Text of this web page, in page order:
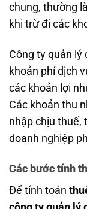
chung, thường
khi trừ đi các
Công ty quản lý
khoản phí dịch
các khoản lợi
Các khoản thu
nhập chịu thuế,
doanh nghiệp
Các bước tính
Để tính toán